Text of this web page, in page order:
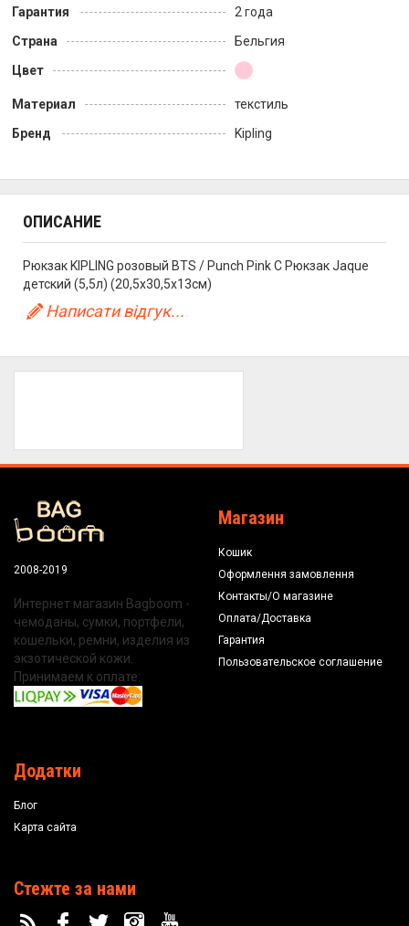
Гарантия
2 года
Страна
Бельгия
Цвет
Материал
текстиль
Бренд
Kipling
ОПИСАНИЕ
Рюкзак KIPLING розовый BTS / Punch Pink C Рюкзак Jaque
детский (5,5л) (20,5x30,5x13см)
Написати відгук...
2008-2019
Интернет магазин Bagboom -
чемоданы, сумки, портфели,
кошельки, ремни, изделия из
экзотической кожи.
Принимаем к оплате:
Магазин
Кошик
Оформлення замовлення
Контакты/О магазине
Оплата/Доставка
Гарантия
Пользовательское соглашение
Додатки
Блог
Карта сайта
Стежте за нами